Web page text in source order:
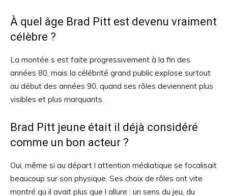
À quel âge Brad Pitt est devenu vraiment
célèbre ?
La montée s est faite progressivement à la fin des
années 80, mais la célébrité grand public explose surtout
au début des années 90, quand ses rôles deviennent plus
visibles et plus marquants.
Brad Pitt jeune était il déjà considéré
comme un bon acteur ?
Oui, même si au départ l attention médiatique se focalisait
beaucoup sur son physique. Ses choix de rôles ont vite
montré qu il avait plus que l allure : un sens du jeu, du